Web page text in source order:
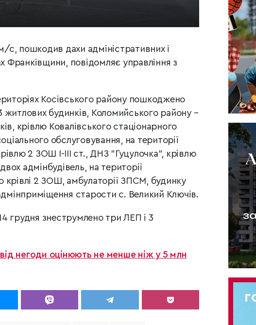
с, пошкодив дахи адміністративних і
Франківщини, повідомляє управління з
Косівського району пошкоджено
житлових будинків, Коломийського району –
крівлю Ковалівського стаціонарного
обслуговування, на території
2 ЗОШ І-ІІІ ст., ДНЗ "Гуцулочка", крівлю
адмінбудівель, на території
2 ЗОШ, амбулаторії ЗПСМ, будинку
старости с. Великий Ключів.
грудня знеструмлено три ЛЕП і 3
негоди оцінюють не менше ніж у 5 млн